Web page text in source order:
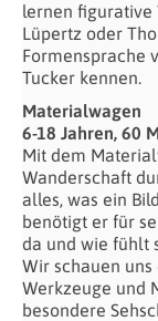
lernen figurative
Lüpertz oder
Formensprache
Tucker kennen.
Materialwagen
6-18 Jahren, 60
Mit dem
Wanderschaft
alles, was ein
benötigt er für
da und wie fühlt
Wir schauen
Werkzeuge und
besondere